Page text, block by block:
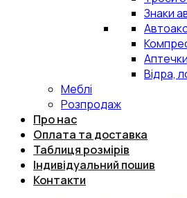
Знаки
Аптечки
Відра,
Меблі
Розпродаж
Про нас
Оплата та доставка
Таблиця розмірів
Індивідуальний пошив
Контакти